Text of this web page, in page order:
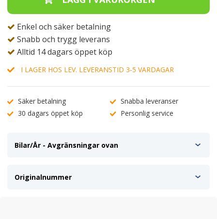
Enkel och säker betalning
Snabb och trygg leverans
Alltid 14 dagars öppet köp
I LAGER HOS LEV. LEVERANSTID 3-5 VARDAGAR
Säker betalning
Snabba leveranser
30 dagars öppet köp
Personlig service
Bilar/År - Avgränsningar ovan
Originalnummer